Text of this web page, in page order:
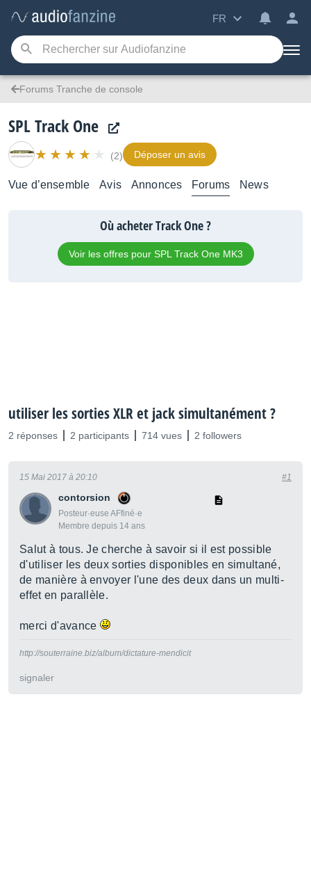
FR
Forums Tranche de console
SPL Track One
(2) Déposer un avis
Vue d’ensemble Avis Annonces Forums News
Où acheter Track One ?
Voir les offres pour SPL Track One MK3
utiliser les sorties XLR et jack simultanément ?
2 réponses 2 participants 714 vues 2 followers
contorsion
Posteur·euse AFfiné·e
Membre depuis 14 ans
15 Mai 2017 à 20:10 #1
Salut à tous. Je cherche à savoir si il est possible
d'utiliser les deux sorties disponibles en simultané,
de manière à envoyer l'une des deux dans un multi-
effet en parallèle.
merci d'avance
http://souterraine.biz/album/dictature-mendicit
signaler